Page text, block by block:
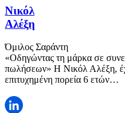
Νικόλ
Αλέξη
Όμιλος Σαράντη
«Οδηγώντας τη μάρκα σε
πωλήσεων» Η Νικόλ Αλέξη,
επιτυχημένη πορεία 6 ετών…